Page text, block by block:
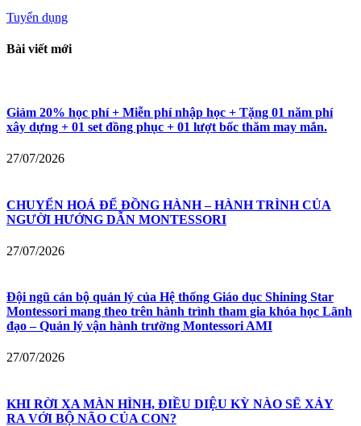
Tuyển dụng
Bài viết mới
Giảm 20% học phí + Miễn phí nhập học + Tặng 01 năm phí
xây dựng + 01 set đồng phục + 01 lượt bốc thăm may mắn.
27/07/2026
CHUYỂN HOÁ ĐỂ ĐỒNG HÀNH – HÀNH TRÌNH CỦA
NGƯỜI HƯỚNG DẪN MONTESSORI
27/07/2026
Đội ngũ cán bộ quản lý của Hệ thống Giáo dục Shining Star
Montessori mang theo trên hành trình tham gia khóa học Lãnh
đạo – Quản lý vận hành trường Montessori AMI
27/07/2026
KHI RỜI XA MÀN HÌNH, ĐIỀU DIỆU KỲ NÀO SẼ XẢY
RA VỚI BỘ NÃO CỦA CON?